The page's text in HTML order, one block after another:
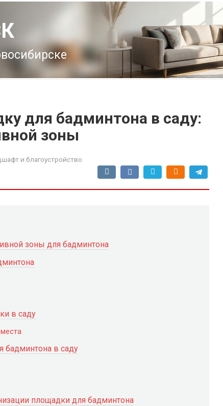
для бадминтона в саду:
зоны
и благоустройство
зоны для бадминтона
в саду
бадминтона в саду
площадки для бадминтона